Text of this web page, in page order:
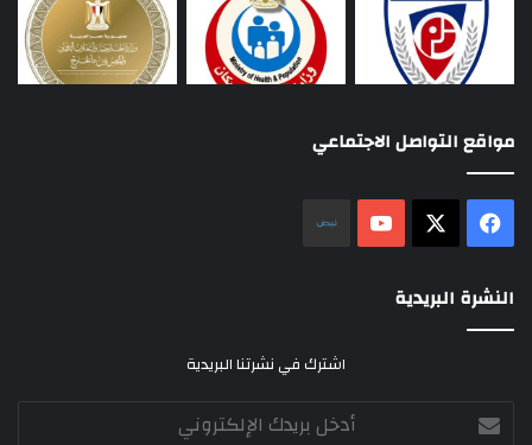
مواقع التواصل الاجتماعي
فيسبوك ‫YouTube
النشرة البريدية
اشترك في نشرتنا البريدية
أدخل
بريدك